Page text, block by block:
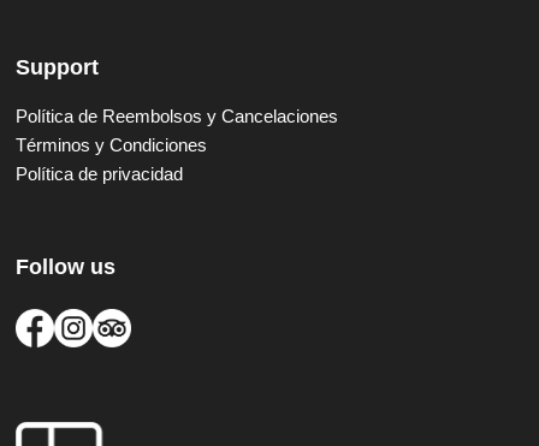
Support
Política de Reembolsos y Cancelaciones
Términos y Condiciones
Política de privacidad
Follow us